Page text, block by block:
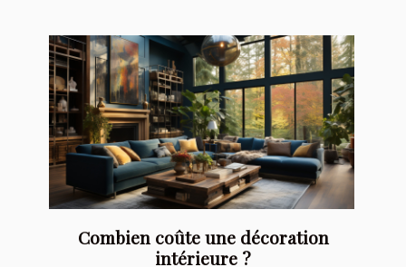
Combien coûte une décoration
intérieure ?